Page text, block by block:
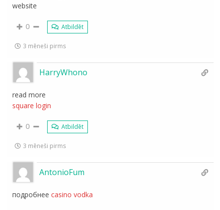
website
0 Atbildēt
3 mēneši pirms
HarryWhono
read more
square login
0 Atbildēt
3 mēneši pirms
AntonioFum
подробнееcasino vodka